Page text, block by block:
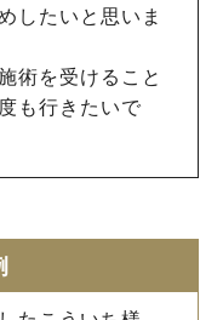
したいと思いま
術を受けること
も行きたいで